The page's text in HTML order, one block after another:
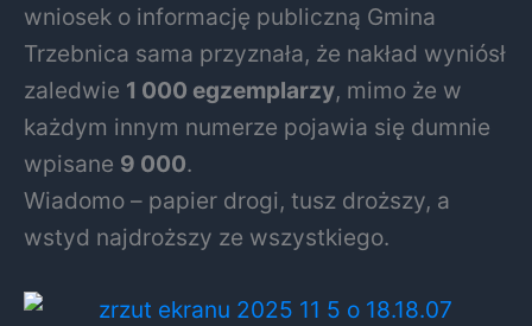
wniosek o informację publiczną Gmina
Trzebnica sama przyznała, że nakład wyniósł
zaledwie 1 000 egzemplarzy, mimo że w
każdym innym numerze pojawia się dumnie
wpisane 9 000.
Wiadomo – papier drogi, tusz droższy, a
wstyd najdroższy ze wszystkiego.